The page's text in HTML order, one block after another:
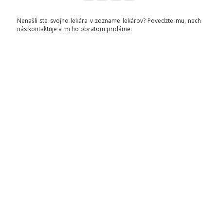
Nenašli ste svojho lekára v zozname lekárov? Povedzte mu, nech
nás kontaktuje a mi ho obratom pridáme.